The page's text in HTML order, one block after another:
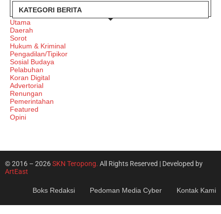
KATEGORI BERITA
Utama
Daerah
Sorot
Hukum & Kriminal
Pengadilan/Tipikor
Sosial Budaya
Pelabuhan
Koran Digital
Advertorial
Renungan
Pemerintahan
Featured
Opini
© 2016 – 2026SKN Teropong. All Rights Reserved | Developed by
ArtEast
Boks Redaksi Pedoman Media Cyber Kontak Kami